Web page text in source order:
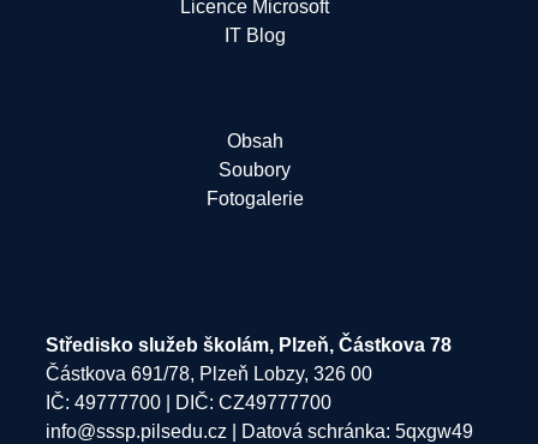
Licence Microsoft
IT Blog
Obsah
Soubory
Fotogalerie
Středisko služeb školám, Plzeň, Částkova 78
Částkova 691/78, Plzeň Lobzy, 326 00
IČ: 49777700 | DIČ: CZ49777700
info@sssp.pilsedu.cz | Datová schránka: 5qxgw49